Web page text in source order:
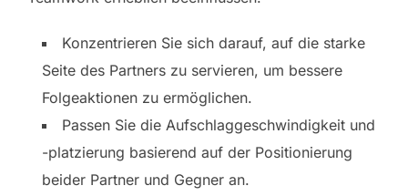
Konzentrieren Sie sich darauf, auf die starke
Seite des Partners zu servieren, um bessere
Folgeaktionen zu ermöglichen.
Passen Sie die Aufschlaggeschwindigkeit und
-platzierung basierend auf der Positionierung
beider Partner und Gegner an.